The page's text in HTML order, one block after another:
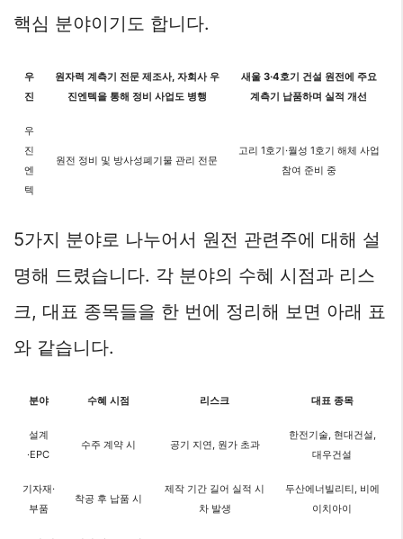
핵심 분야이기도 합니다.
우
진
원자력 계측기 전문 제조사, 자회사 우
진엔텍을 통해 정비 사업도 병행
새울 3·4호기 건설 원전에 주요
계측기 납품하며 실적 개선
우
진
엔
텍
원전 정비 및 방사성폐기물 관리 전문
고리 1호기·월성 1호기 해체 사업
참여 준비 중
5가지 분야로 나누어서 원전 관련주에 대해 설
명해 드렸습니다. 각 분야의 수혜 시점과 리스
크, 대표 종목들을 한 번에 정리해 보면 아래 표
와 같습니다.
분야 수혜 시점 리스크 대표 종목
설계
·EPC
수주 계약 시 공기 지연, 원가 초과
한전기술, 현대건설,
대우건설
기자재·
부품
착공 후 납품 시
제작 기간 길어 실적 시
차 발생
두산에너빌리티, 비에
이치아이